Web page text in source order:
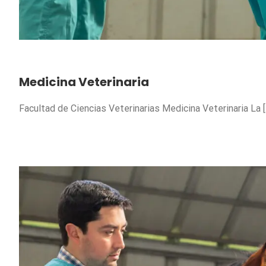
Medicina Veterinaria
Facultad de Ciencias Veterinarias Medicina Veterinaria La